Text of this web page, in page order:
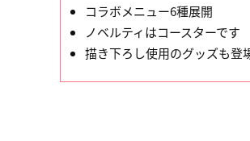
コラボメニュー6種展開
ノベルティはコースターです
描き下ろし使用のグッズも登